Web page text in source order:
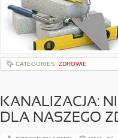
CATEGORIES: ZDROWIE
KANALIZACJA:
DLA NASZEGO